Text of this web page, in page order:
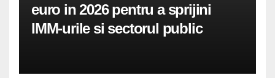
euro in 2026 pentru a sprijini
IMM-urile si sectorul public